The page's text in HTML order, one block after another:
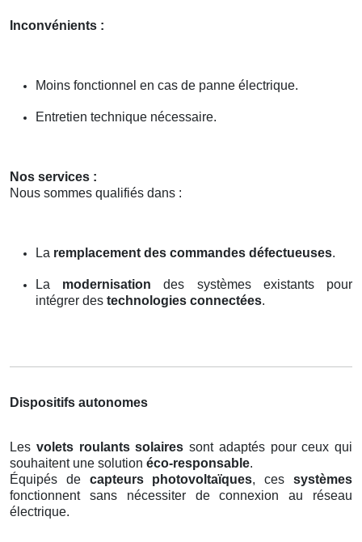
Inconvénients :
Moins fonctionnel en cas de panne électrique.
Entretien technique nécessaire.
Nos services :
Nous sommes qualifiés dans :
La remplacement des commandes défectueuses.
La modernisation des systèmes existants pour
intégrer des technologies connectées.
Dispositifs autonomes
Les volets roulants solaires sont adaptés pour ceux qui
souhaitent une solution éco-responsable.
Équipés de capteurs photovoltaïques, cessystèmes
fonctionnent sans nécessiter de connexion au réseau
électrique.